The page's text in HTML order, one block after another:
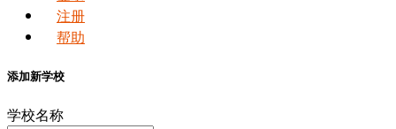
注册
帮助
添加新学校
学校名称